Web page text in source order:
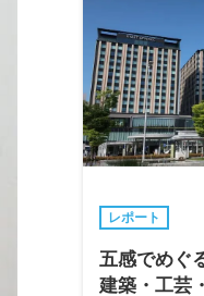
レポート
五感でめぐ
建築・工芸